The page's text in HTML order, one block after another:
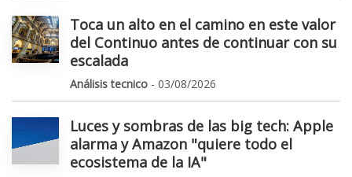
Toca un alto en el camino en este valor
del Continuo antes de continuar con su
escalada
Análisis tecnico - 03/08/2026
Luces y sombras de las big tech: Apple
alarma y Amazon "quiere todo el
ecosistema de la IA"